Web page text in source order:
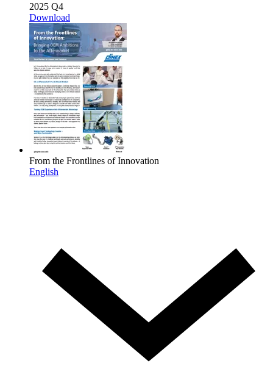
2025 Q4
Download
From the Frontlines of Innovation
English